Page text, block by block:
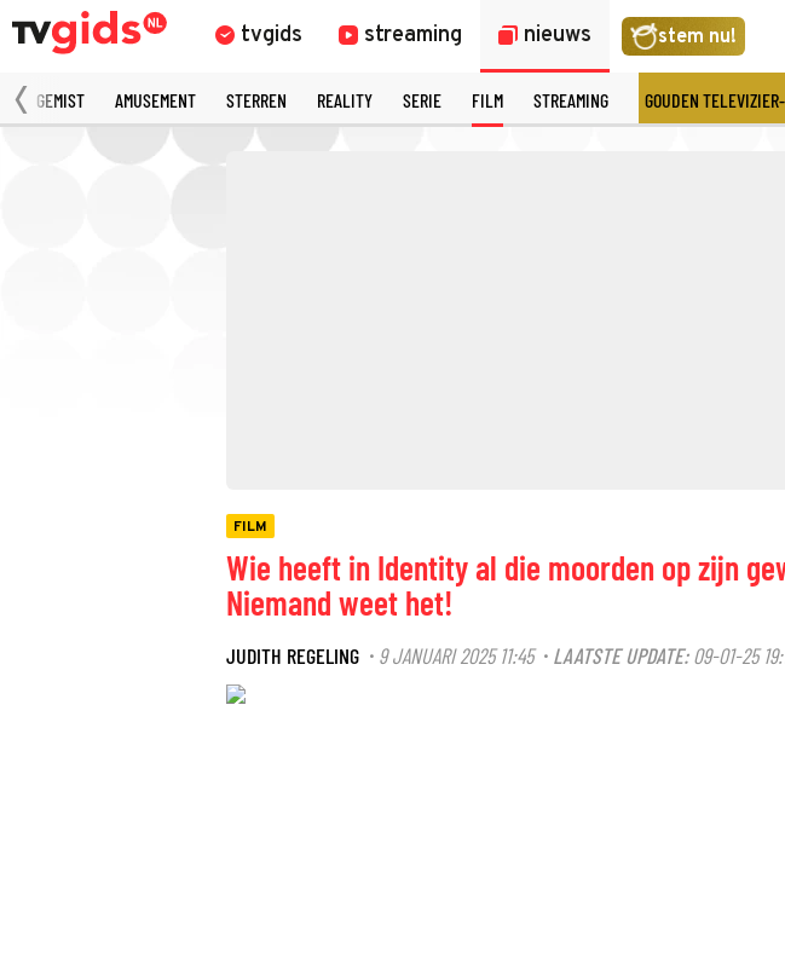
tvgids streaming nieuws stem nu!
GEMIST AMUSEMENT STERREN REALITY SERIE FILM STREAMING GOUDEN
FILM
Wie heeft in Identity al die moorden op zijn
Niemand weet het!
JUDITH REGELING · 9 JANUARI 2025 11:45· LAATSTE UPDATE: 09-01-25